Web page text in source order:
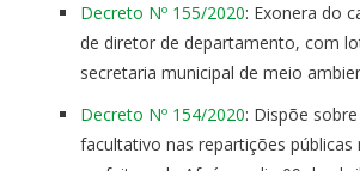
Decreto Nº 155/2020: Exonera do
de diretor de departamento, com
secretaria municipal de meio
Decreto Nº 154/2020: Dispõe
facultativo nas repartições públicas